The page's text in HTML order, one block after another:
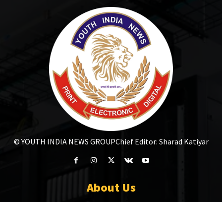
© YOUTH INDIA NEWS GROUPChief Editor: Sharad Katiyar
About Us